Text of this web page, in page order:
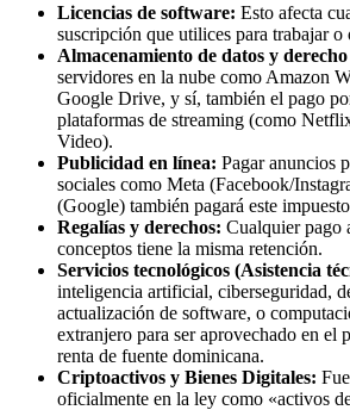
Licencias de software: Esto afecta
suscripción que utilices para trabajar o
Almacenamiento de datos y derecho
servidores en la nube como Amazon
Google Drive, y sí, también el pago
plataformas de streaming (como
Video).
Publicidad en línea: Pagar anuncios
sociales como Meta (Facebook/
(Google) también pagará este
Regalías y derechos: Cualquier pago
conceptos tiene la misma retención.
Servicios tecnológicos (Asistencia
inteligencia artificial, ciberseguridad,
actualización de software, o
extranjero para ser aprovechado en el
renta de fuente dominicana.
Criptoactivos y Bienes Digitales:
oficialmente en la ley como «activos